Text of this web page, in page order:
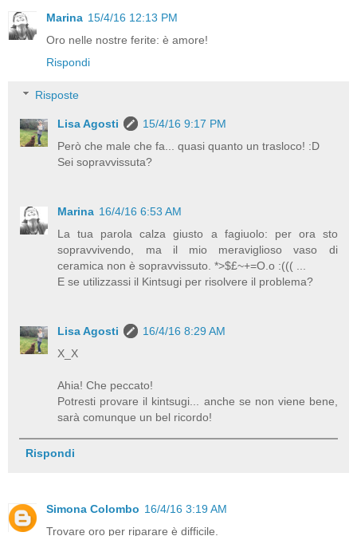
Marina 15/4/16 12:13 PM
Oro nelle nostre ferite: è amore!
Rispondi
Risposte
Lisa Agosti
15/4/16 9:17 PM
Però che male che fa... quasi quanto un trasloco! :D
Sei sopravvissuta?
Marina 16/4/16 6:53 AM
La tua parola calza giusto a fagiuolo: per ora sto
sopravvivendo, ma il mio meraviglioso vaso di
ceramica non è sopravvissuto. *>$£~+=O.o :((( ...
E se utilizzassi il Kintsugi per risolvere il problema?
Lisa Agosti
16/4/16 8:29 AM
X_X
Ahia! Che peccato!
Potresti provare il kintsugi... anche se non viene bene,
sarà comunque un bel ricordo!
Rispondi
Simona Colombo 16/4/16 3:19 AM
Trovare oro per riparare è difficile.